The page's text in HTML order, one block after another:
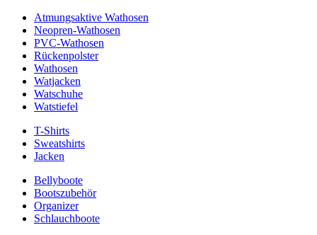
Atmungsaktive Wathosen
Neopren-Wathosen
PVC-Wathosen
Rückenpolster
Wathosen
Watjacken
Watschuhe
Watstiefel
T-Shirts
Sweatshirts
Jacken
Bellyboote
Bootszubehör
Organizer
Schlauchboote